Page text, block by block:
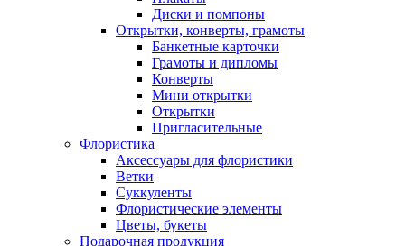
Диски и помпоны
Открытки, конверты, грамоты
Банкетные карточки
Грамоты и дипломы
Конверты
Мини открытки
Открытки
Пригласительные
Флористика
Аксессуары для флористики
Ветки
Суккуленты
Флористические элементы
Цветы, букеты
Подарочная продукция